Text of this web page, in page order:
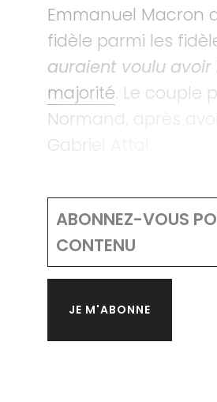
Emmanuel Macron
fidèle parmi les
auraient voulu avoir
majorité. Le couple
Normand, après
Gabriel Attal.
ABONNEZ-VOUS
CONTENU
JE M'ABONNE